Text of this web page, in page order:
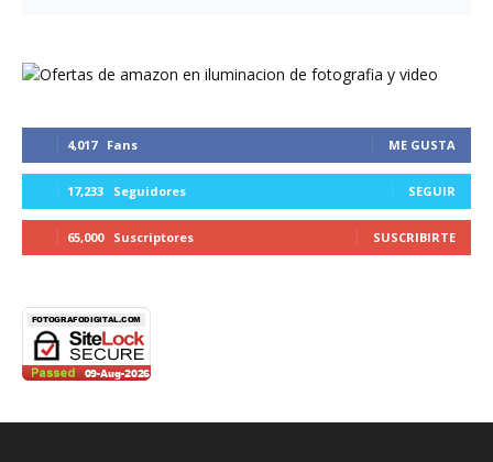
4,017 Fans ME GUSTA
17,233 Seguidores SEGUIR
65,000 Suscriptores SUSCRIBIRTE